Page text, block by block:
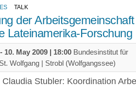
TALK
der Arbeitsgemeinschaft
Lateinamerika-Forschung
- 10. May 2009 | 18:00 Bundesinstitut für
Wolfgang | Strobl (Wolfgangssee)
Stubler: Koordination